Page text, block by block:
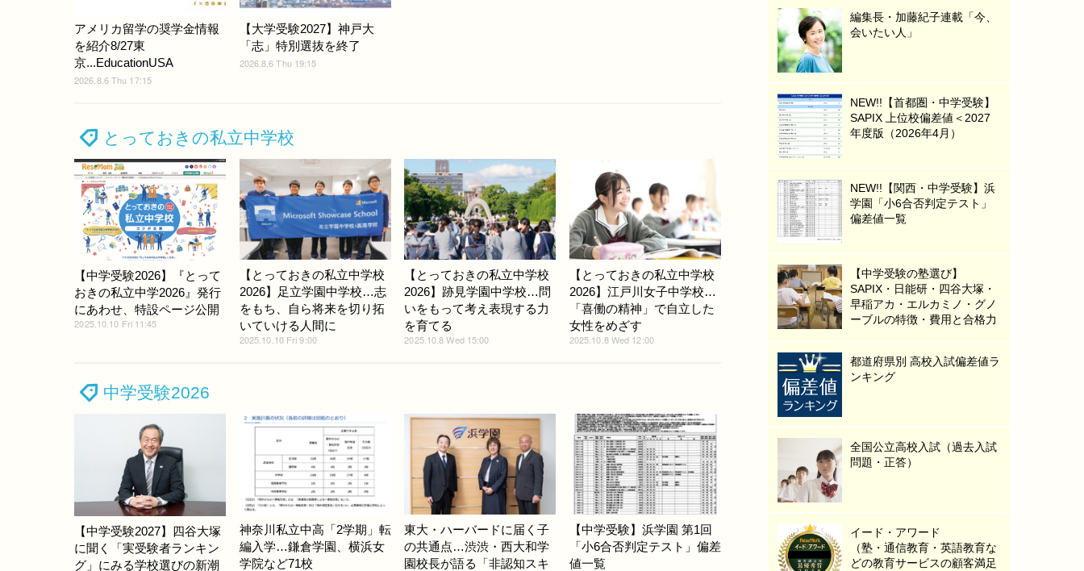
アメリカ留学の奨学金情報
を紹介8/27東
京...EducationUSA
2026.8.6 Thu 17:15
【大学受験2027】神戸大
「志」特別選抜を終了
2026.8.6 Thu 19:15
とっておきの私立中学校
【中学受験2026】『とって
おきの私立中学2026』発行
にあわせ、特設ページ公開
2025.10.10 Fri 11:45
【とっておきの私立中学校
2026】足立学園中学校…志
をもち、自ら将来を切り拓
いていける人間に
2025.10.10 Fri 9:00
【とっておきの私立中学校
2026】跡見学園中学校…問
いをもって考え表現する力
を育てる
2025.10.8 Wed 15:00
【とっておきの私立中学校
2026】江戸川女子中学校…
「喜働の精神」で自立した
女性をめざす
2025.10.8 Wed 12:00
中学受験2026
【中学受験2027】四谷大塚
に聞く「実受験者ランキン
グ」にみる学校選びの新潮
神奈川私立中高「2学期」転
編入学…鎌倉学園、横浜女
学院など71校
東大・ハーバードに届く子
の共通点…渋渋・西大和学
園校長が語る「非認知スキ
【中学受験】浜学園 第1回
「小6合否判定テスト」偏差
値一覧
編集長・加藤紀子連載「今、
会いたい人」
NEW!!【首都圏・中学受験】
SAPIX 上位校偏差値＜2027
年度版（2026年4月）
NEW!!【関西・中学受験】浜
学園「小6合否判定テスト」
偏差値一覧
【中学受験の塾選び】
SAPIX・日能研・四谷大塚・
早稲アカ・エルカミノ・グノ
ーブルの特徴・費用と合格力
都道府県別 高校入試偏差値ラ
ンキング
全国公立高校入試（過去入試
問題・正答）
イード・アワード
（塾・通信教育・英語教育な
どの教育サービスの顧客満足